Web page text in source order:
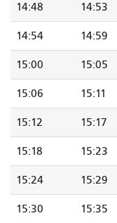
14:48 14:53
14:54 14:59
15:00 15:05
15:06 15:11
15:12 15:17
15:18 15:23
15:24 15:29
15:30 15:35